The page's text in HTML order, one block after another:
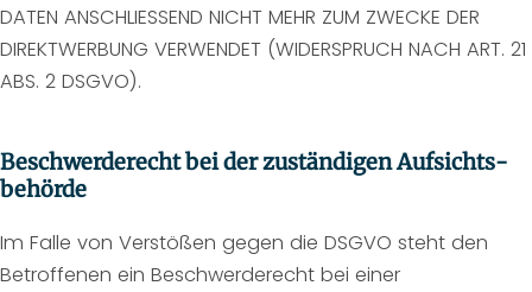
DATEN ANSCHLIESSEND NICHT MEHR ZUM ZWECKE DER
DIREKTWERBUNG VERWENDET (WIDERSPRUCH NACH ART. 21
ABS. 2 DSGVO).
Beschwerde­recht bei der zuständigen Aufsichts­
behörde
Im Falle von Verstößen gegen die DSGVO steht den
Betroffenen ein Beschwerderecht bei einer